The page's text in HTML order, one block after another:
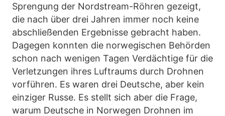
Sprengung der Nordstream-Röhren gezeigt,
die nach über drei Jahren immer noch keine
abschließenden Ergebnisse gebracht haben.
Dagegen konnten die norwegischen Behörden
schon nach wenigen Tagen Verdächtige für die
Verletzungen ihres Luftraums durch Drohnen
vorführen. Es waren drei Deutsche, aber kein
einziger Russe. Es stellt sich aber die Frage,
warum Deutsche in Norwegen Drohnen im